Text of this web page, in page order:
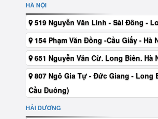
HÀ NỘI
519 Nguyễn Văn Linh - Sài Đồng -
154 Phạm Văn Đồng -Cầu Giấy - Hà
651 Nguyễn Văn Cừ. Long Biên. Hà
807 Ngô Gia Tự - Đức Giang - Long
Cầu Đuông)
HẢI DƯƠNG